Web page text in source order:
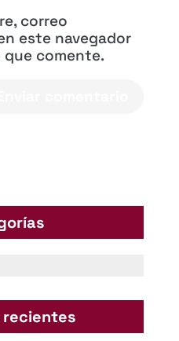
correo
este navegador
que comente.
recientes